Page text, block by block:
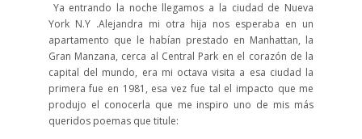
Ya entrando la noche llegamos a la ciudad de Nueva
York N.Y .Alejandra mi otra hija nos esperaba en un
apartamento que le habían prestado en Manhattan, la
Gran Manzana, cerca al Central Park en el corazón de la
capital del mundo, era mi octava visita a esa ciudad la
primera fue en 1981, esa vez fue tal el impacto que me
produjo el conocerla que me inspiro uno de mis más
queridos poemas que titule: